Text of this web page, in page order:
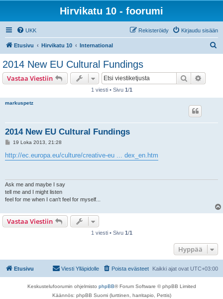
Hirvikatu 10 - foorumi
UKK Kirjaudu sisään
Rekisteröidy
Etusivu Hirvikatu 10 International
2014 New EU Cultural Fundings
Vastaa Viestiin Etsi
1 viesti • Sivu 1/1
markuspetz
2014 New EU Cultural Fundings
V
e
s
19 Loka 2013, 21:28
http://ec.europa.eu/culture/creative-eu ... dex_en.htm
Ask me and maybe I say
tell me and I might listen
feel for me when I can't feel for myself...
Vastaa Viestiin
1 viesti • Sivu 1/1
Hyppää
Etusivu Kaikki ajat ovat UTC+03:00
Poista evästeet
Viesti Ylläpidolle
Keskustelufoorumin ohjelmisto phpBB® Forum Software © phpBB Limited
Käännös: phpBB Suomi (lurttinen, harritapio, Pettis)